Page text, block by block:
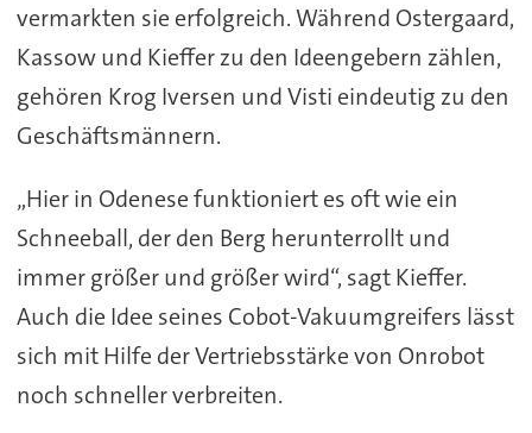
vermarkten sie erfolgreich. Während Ostergaard,
Kassow und Kieffer zu den Ideengebern zählen,
gehören Krog Iversen und Visti eindeutig zu den
Geschäftsmännern.
„Hier in Odenese funktioniert es oft wie ein
Schneeball, der den Berg herunterrollt und
immer größer und größer wird“, sagt Kieffer.
Auch die Idee seines Cobot-Vakuumgreifers lässt
sich mit Hilfe der Vertriebsstärke von Onrobot
noch schneller verbreiten.